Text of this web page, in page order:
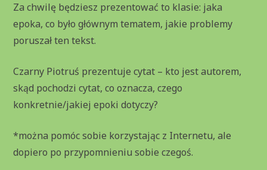
Za chwilę będziesz prezentować to klasie: jaka
epoka, co było głównym tematem, jakie problemy
poruszał ten tekst.
Czarny Piotruś prezentuje cytat – kto jest autorem,
skąd pochodzi cytat, co oznacza, czego
konkretnie/jakiej epoki dotyczy?
*można pomóc sobie korzystając z Internetu, ale
dopiero po przypomnieniu sobie czegoś.